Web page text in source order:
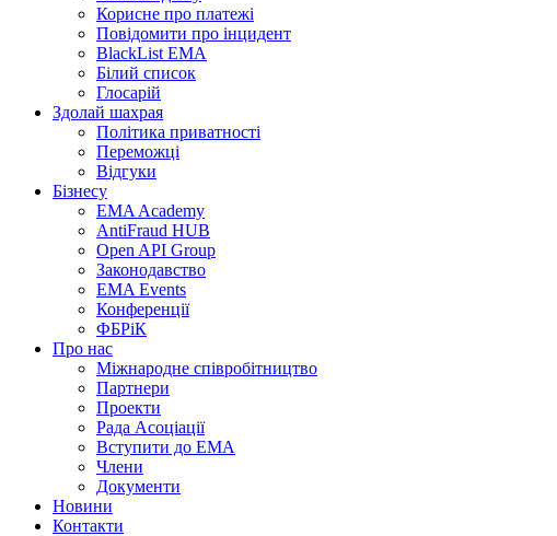
Корисне про платежі
Повідомити про інцидент
BlackList EMA
Білий список
Глосарій
Здолай шахрая
Політика приватності
Переможцi
Відгуки
Бізнесу
EMA Academy
AntiFraud HUB
Open API Group
Законодавство
EMA Events
Конференції
ФБРіК
Про нас
Міжнародне співробітництво
Партнери
Проекти
Рада Асоціації
Вступити до ЕМА
Члени
Документи
Новини
Контакти